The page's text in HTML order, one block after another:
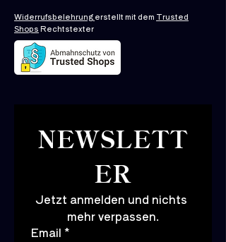
Widerrufsbelehrungerstellt mit dem Trusted
ShopsRechtstexter
NEWSLETT
ER
Jetzt anmelden und nichts
mehr verpassen.
Email *